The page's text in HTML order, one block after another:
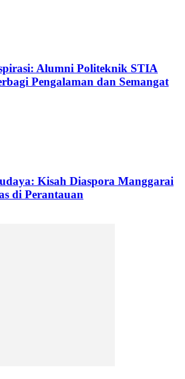
Alumni Politeknik STIA
Pengalaman dan Semangat
Kisah Diaspora Manggarai
di Perantauan